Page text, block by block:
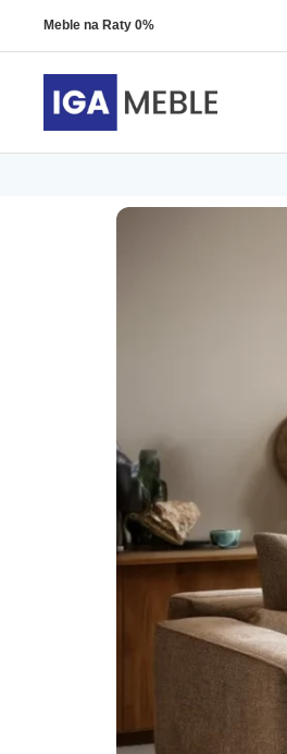
Meble na Raty 0%